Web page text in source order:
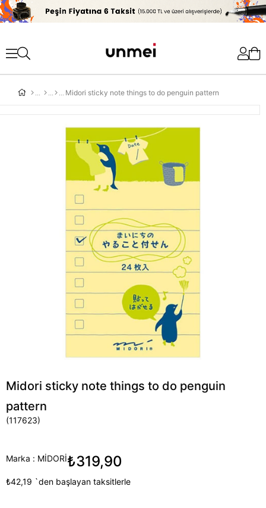
'
Midori sticky note things to do penguin pattern
Midori sticky note things to do penguin
pattern
(117623)
Marka : MİDORİ₺319,90
₺42,19 `den başlayan taksitlerle